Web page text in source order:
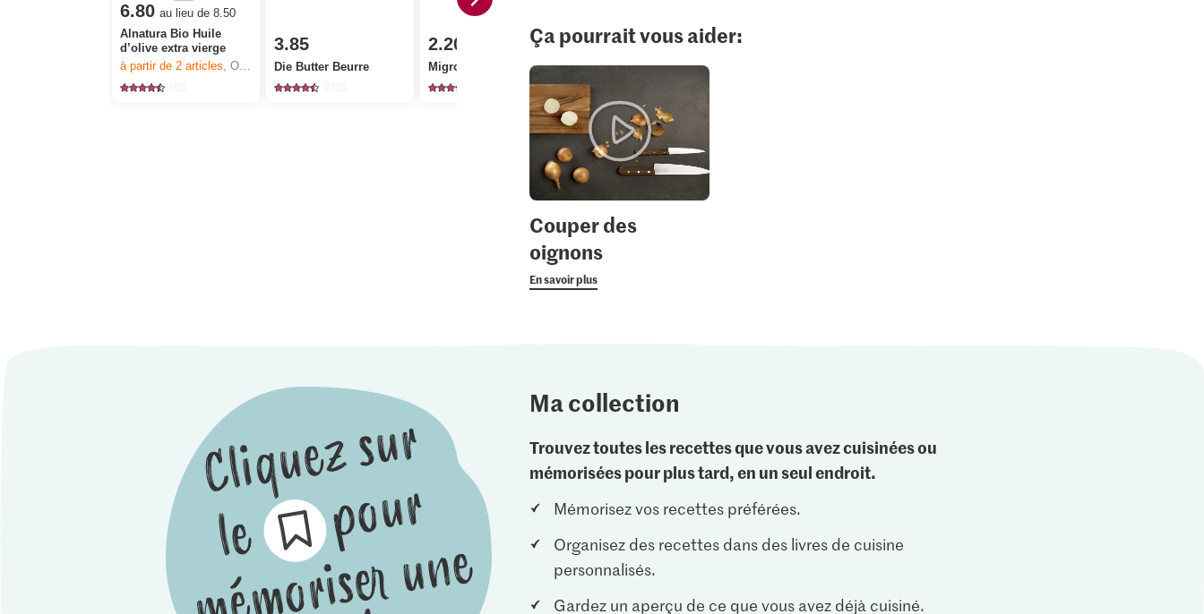
6.80 au lieu de 8.50
Alnatura Bio Huile
d’olive extra vierge
à partir de 2articles,Offre valable du 6.8 au 12.8.2026, jusqu’à épuisement du stock.
3.85
Die Butter Beurre
2.20
Migros Sauge
1.60
Bio Persil plat
1.35
Ça pourrait vous aider:
Couper des
oignons
En savoir plus
Ma collection
Trouvez toutes les recettes que vous avez cuisinées ou
mémorisées pour plus tard, en un seul endroit.
Mémorisez vos recettes préférées.
Organisez des recettes dans des livres de cuisine
personnalisés.
Gardez un aperçu de ce que vous avez déjà cuisiné.